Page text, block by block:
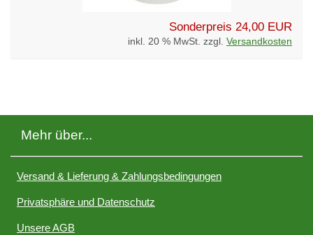
Sonderpreis 24,00 EUR
inkl. 20 % MwSt. zzgl. Versandkosten
Mehr über...
Versand & Lieferung & Zahlungsbedingungen
Privatsphäre und Datenschutz
Unsere AGB